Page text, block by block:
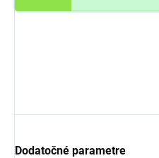
Dodatočné parametre